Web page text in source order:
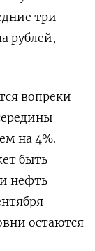
три
рублей,
вопреки
на 4%.
быть
нефть
остаются